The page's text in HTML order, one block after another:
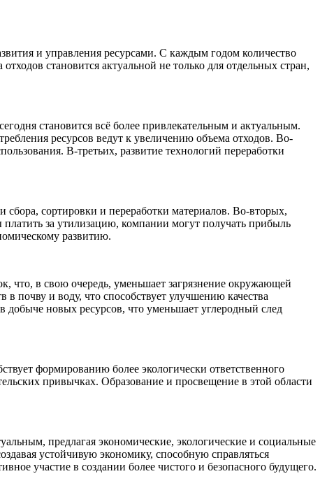
и управления ресурсами. С каждым годом количество
становится актуальной не только для отдельных стран,
становится всё более привлекательным и актуальным.
ресурсов ведут к увеличению объема отходов. Во-
В-третьих, развитие технологий переработки
сортировки и переработки материалов. Во-вторых,
платить за утилизацию, компании могут получать прибыль
развитию.
что, в свою очередь, уменьшает загрязнение окружающей
почву и воду, что способствует улучшению качества
добыче новых ресурсов, что уменьшает углеродный след
формированию более экологически ответственного
привычках. Образование и просвещение в этой области
предлагая экономические, экологические и социальные
устойчивую экономику, способную справляться
участие в создании более чистого и безопасного будущего.